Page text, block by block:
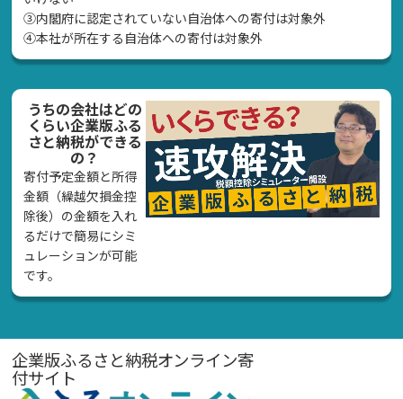
➂内閣府に認定されていない自治体への寄付は対象外
④本社が所在する自治体への寄付は対象外
うちの会社はどの
くらい企業版ふる
さと納税ができる
の？
寄付予定金額と所得
金額（繰越欠損金控
除後）の金額を入れ
るだけで簡易にシミ
ュレーションが可能
です。
企業版ふるさと納税オンライン寄
付サイト